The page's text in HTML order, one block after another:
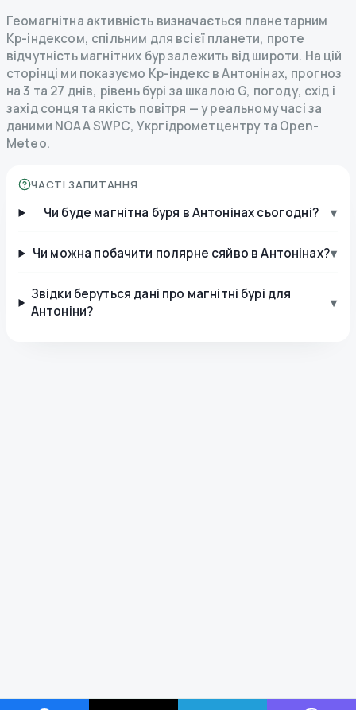
Геомагнітна активність визначається планетарним
Kp-індексом, спільним для всієї планети, проте
відчутність магнітних бур залежить від широти. На цій
сторінці ми показуємо Kp-індекс в Антонінах, прогноз
на 3 та 27 днів, рівень бурі за шкалою G, погоду, схід і
захід сонця та якість повітря — у реальному часі за
даними NOAA SWPC, Укргідрометцентру та Open-
Meteo.
ЧАСТІ ЗАПИТАННЯ
Чи буде магнітна буря в Антонінах сьогодні? ▾
Чи можна побачити полярне сяйво в Антонінах?▾
Звідки беруться дані про магнітні бурі для
Антоніни?
▾